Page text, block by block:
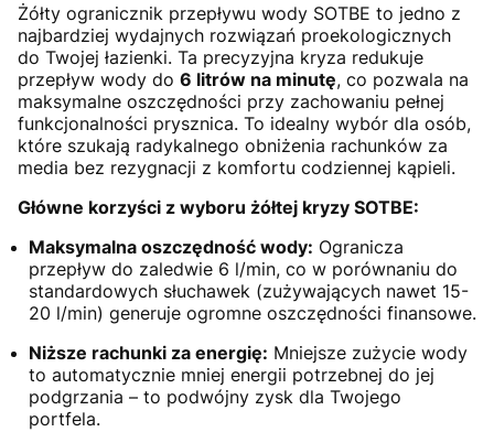
Żółty ogranicznik przepływu wody SOTBE to jedno z
najbardziej wydajnych rozwiązań proekologicznych
do Twojej łazienki. Ta precyzyjna kryza redukuje
przepływ wody do 6 litrów na minutę, co pozwala na
maksymalne oszczędności przy zachowaniu pełnej
funkcjonalności prysznica. To idealny wybór dla osób,
które szukają radykalnego obniżenia rachunków za
media bez rezygnacji z komfortu codziennej kąpieli.
Główne korzyści z wyboru żółtej kryzy SOTBE:
Maksymalna oszczędność wody: Ogranicza
przepływ do zaledwie 6 l/min, co w porównaniu do
standardowych słuchawek (zużywających nawet 15-
20 l/min) generuje ogromne oszczędności finansowe.
Niższe rachunki za energię: Mniejsze zużycie wody
to automatycznie mniej energii potrzebnej do jej
podgrzania – to podwójny zysk dla Twojego
portfela.